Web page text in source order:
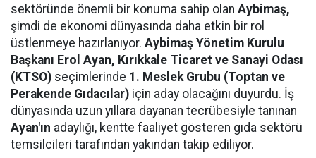
sektöründe önemli bir konuma sahip olan Aybimaş,
şimdi de ekonomi dünyasında daha etkin bir rol
üstlenmeye hazırlanıyor. Aybimaş Yönetim Kurulu
Başkanı Erol Ayan, Kırıkkale Ticaret ve Sanayi Odası
(KTSO) seçimlerinde 1. Meslek Grubu (Toptan ve
Perakende Gıdacılar) için aday olacağını duyurdu. İş
dünyasında uzun yıllara dayanan tecrübesiyle tanınan
Ayan'ın adaylığı, kentte faaliyet gösteren gıda sektörü
temsilcileri tarafından yakından takip ediliyor.